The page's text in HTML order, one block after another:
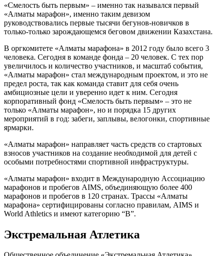
«Смелость быть первым» – именно так назывался первый
«Алматы марафон», именно таким девизом
руководствовались первые тысячи бегунов-новичков в
только-только зарождающемся беговом движении Казахстана.
В оргкомитете «Алматы марафона» в 2012 году было всего 3
человека. Сегодня в команде фонда – 20 человек. С тех пор
увеличилось и количество участников, и масштаб события,
«Алматы марафон» стал международным проектом, и это не
предел роста, так как команда ставит для себя очень
амбициозные цели и уверенно идет к ним. Сегодня
корпоративный фонд «Смелость быть первым» – это не
только «Алматы марафон», но и порядка 15 других
мероприятий в год: забеги, заплывы, велогонки, спортивные
ярмарки.
«Алматы марафон» направляет часть средств со стартовых
взносов участников на создание необходимой для детей с
особыми потребностями спортивной инфраструктуры.
«Алматы марафон» входит в Международную Ассоциацию
марафонов и пробегов AIMS, объединяющую более 400
марафонов и пробегов в 120 странах. Трассы «Алматы
марафона» сертифицированы согласно правилам, AIMS и
World Athletics и имеют категорию “B”.
Экстремальная Атлетика